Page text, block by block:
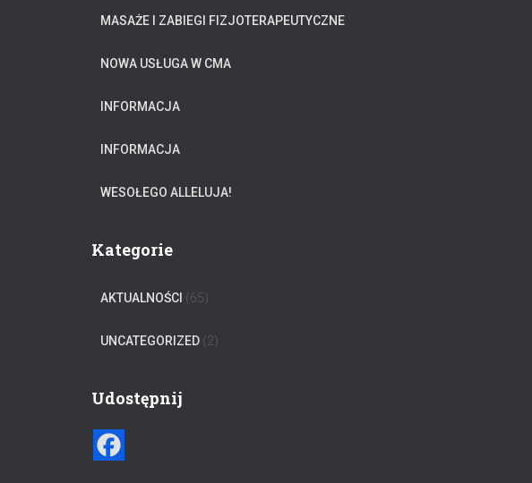
MASAŻE I ZABIEGI FIZJOTERAPEUTYCZNE
NOWA USŁUGA W CMA
INFORMACJA
INFORMACJA
WESOŁEGO ALLELUJA!
Kategorie
AKTUALNOŚCI (65)
UNCATEGORIZED (2)
Udostępnij